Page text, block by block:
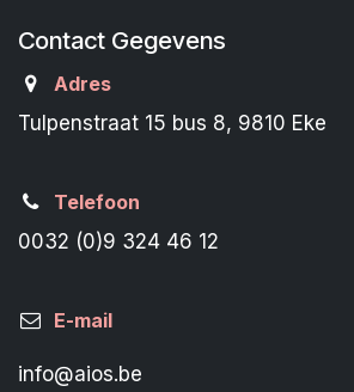
Contact Gegevens
Adres
Tulpenstraat 15 bus 8, 9810 Eke
Telefoon
0032 (0)9 324 46 12
E-mail
info@aios.be